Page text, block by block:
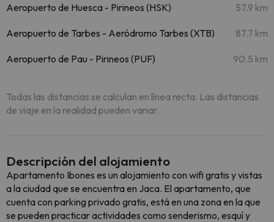
Aeropuerto de Huesca - Pirineos (HSK) 57.9 km
Aeropuerto de Tarbes - Aeródromo Tarbes (XTB) 87.7 km
Aeropuerto de Pau - Pirineos (PUF) 90.5 km
Todas las distancias se calculan en línea recta. Las distancias
de viaje en la realidad pueden variar.
Descripción del alojamiento
Apartamento Ibones es un alojamiento con wifi gratis y vistas
a la ciudad que se encuentra en Jaca. El apartamento, que
cuenta con parking privado gratis, está en una zona en la que
se pueden practicar actividades como senderismo, esquí y